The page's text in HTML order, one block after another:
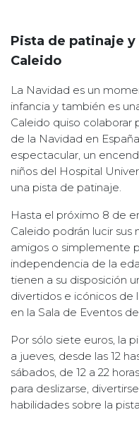
Pista de patinaje
Caleido
La Navidad es un
infancia y también es
Caleido quiso colaborar
de la Navidad en
espectacular, un
niños del Hospital
una pista de patinaje.
Hasta el próximo 8 de
Caleido podrán lucir
amigos o simplemente
independencia de la
tienen a su disposición
divertidos e icónicos de
en la Sala de Eventos
Por sólo siete euros, la
a jueves, desde las 12
sábados, de 12 a 22
para deslizarse,
habilidades sobre la